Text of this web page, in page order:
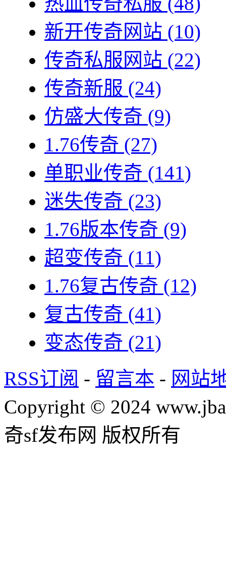
新开传奇网站 (10)
传奇私服网站 (22)
传奇新服 (24)
仿盛大传奇 (9)
1.76传奇 (27)
单职业传奇 (141)
迷失传奇 (23)
1.76版本传奇 (9)
超变传奇 (11)
1.76复古传奇 (12)
复古传奇 (41)
变态传奇 (21)
RSS订阅 - 留言本 - 网站
Copyright © 2024
奇sf发布网 版权所有